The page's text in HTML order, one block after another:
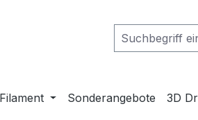
Filament Sonderangebote 3D